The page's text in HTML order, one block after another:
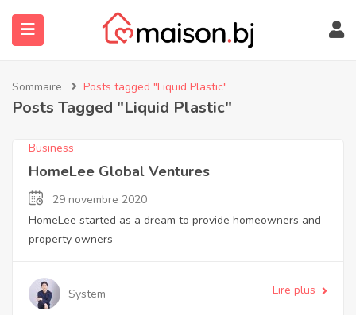
(À Propos)
Sommaire Posts tagged "Liquid Plastic"
Posts Tagged "Liquid Plastic"
Business
HomeLee Global Ventures
29 novembre 2020
HomeLee started as a dream to provide homeowners and
property owners
System Lire plus